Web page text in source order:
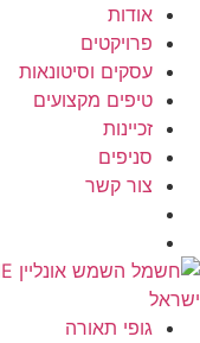
לתוכן
אודות
פרויקטים
עסקים וסיטונאות
טיפים מקצועים
זכיינות
סניפים
צור קשר
גופי תאורה